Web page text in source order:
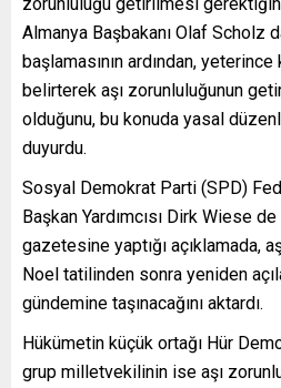
Almanya Başbakanı Olaf Scholz
başlamasının ardından, yeterince
belirterek aşı zorunluluğunun
olduğunu, bu konuda yasal
duyurdu.
Sosyal Demokrat Parti (SPD)
Başkan Yardımcısı Dirk Wiese
gazetesine yaptığı açıklamada,
Noel tatilinden sonra yeniden
gündemine taşınacağını aktardı.
Hükümetin küçük ortağı Hür
grup milletvekilinin ise aşı